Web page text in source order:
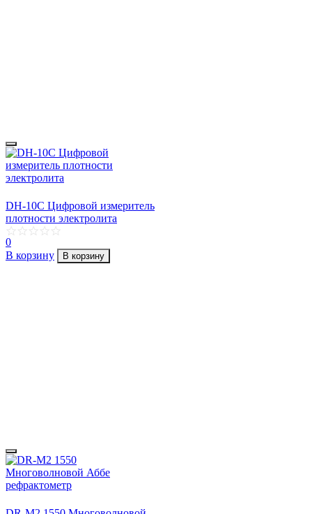
DH-10C Цифровой измеритель
плотности электролита
0
В корзину
В корзину